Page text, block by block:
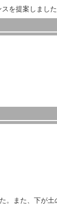
を提案しました
。また、下が